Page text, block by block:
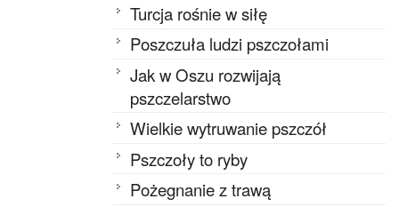
Turcja rośnie w siłę
Poszczuła ludzi pszczołami
Jak w Oszu rozwijają
pszczelarstwo
Wielkie wytruwanie pszczół
Pszczoły to ryby
Pożegnanie z trawą